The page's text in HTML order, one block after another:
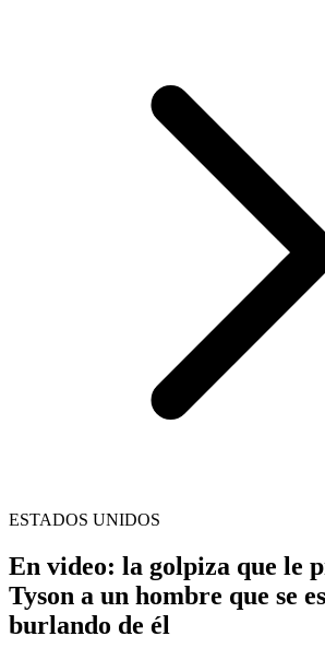
ESTADOS UNIDOS
En video: la golpiza que le
Tyson a un hombre que se
burlando de él